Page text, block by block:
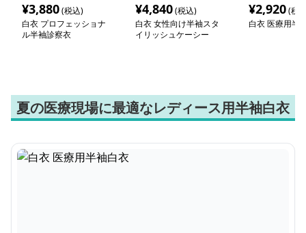
¥3,880(税込)
白衣 プロフェッショナ
ル半袖診察衣
¥4,840(税込)
白衣 女性向け半袖スタ
イリッシュケーシー
¥2,920(税
白衣 医療用半
夏の医療現場に最適なレディース用半袖白衣